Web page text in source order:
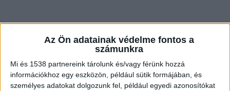
Az Ön adatainak védelme fontos a
számunkra
Mi és 1538 partnereink tárolunk és/vagy férünk hozzá
információkhoz egy eszközön, például sütik formájában, és
személyes adatokat dolgozunk fel, például egyedi azonosítókat